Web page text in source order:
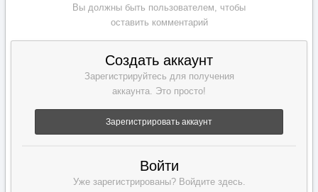
Вы должны быть пользователем, чтобы
оставить комментарий
Создать аккаунт
Зарегистрируйтесь для получения
аккаунта. Это просто!
Зарегистрировать аккаунт
Войти
Уже зарегистрированы? Войдите здесь.